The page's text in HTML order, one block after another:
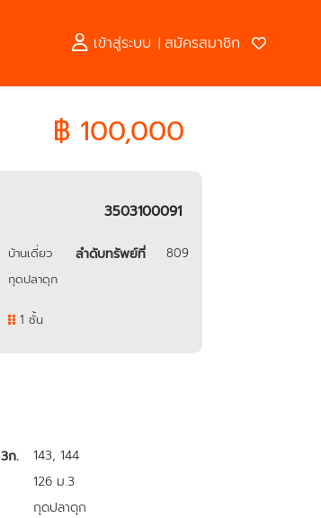
เข้าสู่ระบบ | สมัครสมาชิก
฿ 100,000
3503100091
บ้านเดี่ยว ลำดับทรัพย์ที่ 809
กุดปลาดุก
1 ชั้น
ก.
143, 144
126 ม.3
กุดปลาดุก